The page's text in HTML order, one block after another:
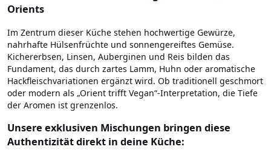
Orients
Im Zentrum dieser Küche stehen hochwertige Gewürze,
nahrhafte Hülsenfrüchte und sonnengereiftes Gemüse.
Kichererbsen, Linsen, Auberginen und Reis bilden das
Fundament, das durch zartes Lamm, Huhn oder aromatische
Hackfleischvariationen ergänzt wird. Ob traditionell geschmort
oder modern als „Orient trifft Vegan“-Interpretation, die Tiefe
der Aromen ist grenzenlos.
Unsere exklusiven Mischungen bringen diese
Authentizität direkt in deine Küche: